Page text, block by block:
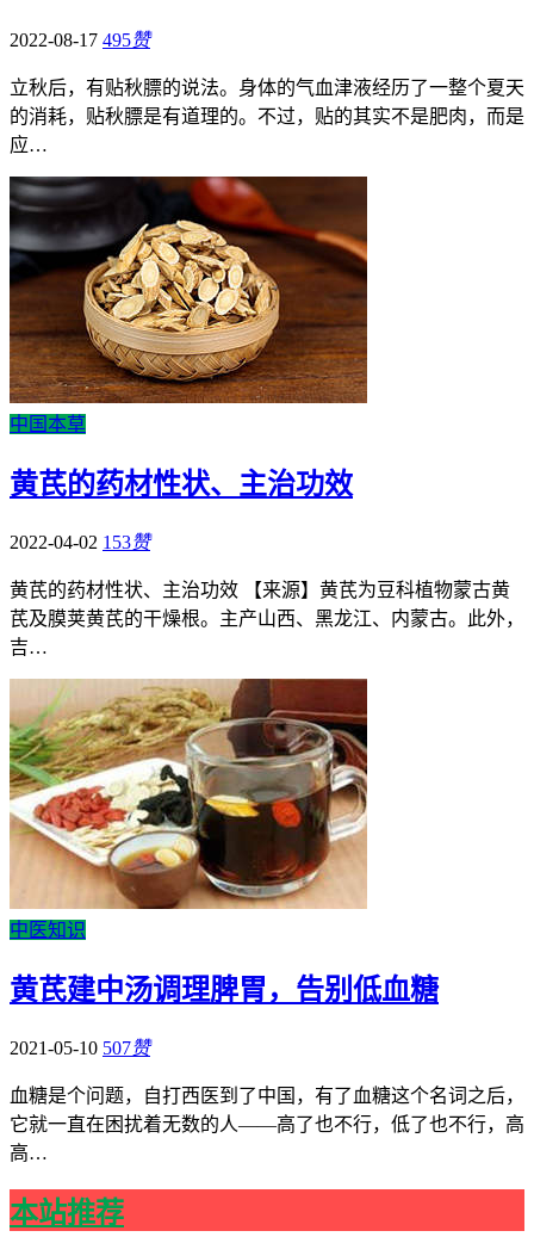
2022-08-17 495赞
立秋后，有贴秋膘的说法。身体的气血津液经历了一整个夏天
的消耗，贴秋膘是有道理的。不过，贴的其实不是肥肉，而是
应…
中国本草
黄芪的药材性状、主治功效
2022-04-02 153赞
黄芪的药材性状、主治功效 【来源】黄芪为豆科植物蒙古黄
芪及膜荚黄芪的干燥根。主产山西、黑龙江、内蒙古。此外，
吉…
中医知识
黄芪建中汤调理脾胃，告别低血糖
2021-05-10 507赞
血糖是个问题，自打西医到了中国，有了血糖这个名词之后，
它就一直在困扰着无数的人——高了也不行，低了也不行，高
高…
本站推荐